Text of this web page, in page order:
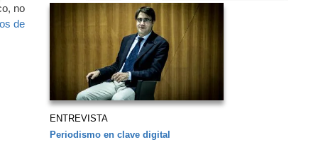
no
de
ENTREVISTA
Periodismo en clave digital